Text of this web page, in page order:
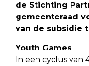
de Stichting
gemeenteraad
van de subsidie
Youth Games
In een cyclus van